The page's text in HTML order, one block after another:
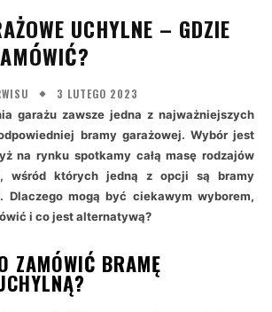
UCHYLNE – GDZIE
3 LUTEGO 2023
garażu zawsze jedna z najważniejszych
bramy garażowej. Wybór jest
na rynku spotkamy całą masę rodzajów
wśród których jedną z opcji są bramy
Dlaczego mogą być ciekawym wyborem,
i co jest alternatywą?
ZAMÓWIĆ BRAMĘ